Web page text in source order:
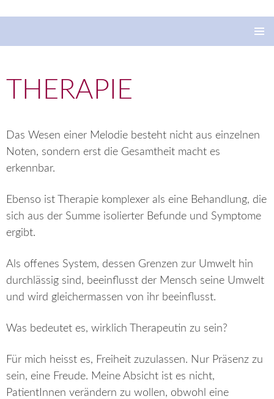
THERAPIE
Das Wesen einer Melodie besteht nicht aus einzelnen
Noten, sondern erst die Gesamtheit macht es
erkennbar.
Ebenso ist Therapie komplexer als eine Behandlung, die
sich aus der Summe isolierter Befunde und Symptome
ergibt.
Als offenes System, dessen Grenzen zur Umwelt hin
durchlässig sind, beeinflusst der Mensch seine Umwelt
und wird gleichermassen von ihr beeinflusst.
Was bedeutet es, wirklich Therapeutin zu sein?
Für mich heisst es, Freiheit zuzulassen. Nur Präsenz zu
sein, eine Freude. Meine Absicht ist es nicht,
PatientInnen verändern zu wollen, obwohl eine